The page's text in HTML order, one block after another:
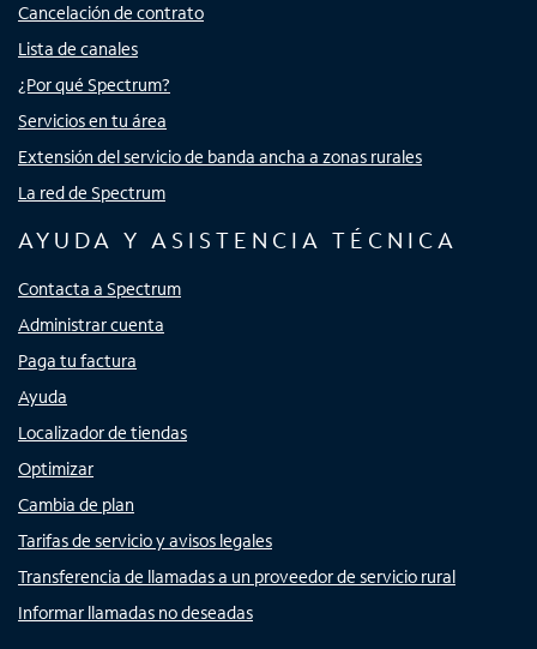
Cancelación de contrato
Lista de canales
¿Por qué Spectrum?
Servicios en tu área
Extensión del servicio de banda ancha a zonas rurales
La red de Spectrum
AYUDA Y ASISTENCIA TÉCNICA
Contacta a Spectrum
Administrar cuenta
Paga tu factura
Ayuda
Localizador de tiendas
Optimizar
Cambia de plan
Tarifas de servicio y avisos legales
Transferencia de llamadas a un proveedor de servicio rural
Informar llamadas no deseadas